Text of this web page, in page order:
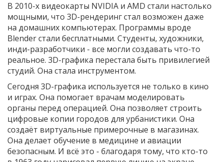
В 2010-х видеокарты NVIDIA и AMD стали настолько
мощными, что 3D-рендеринг стал возможен даже
на домашних компьютерах. Программы вроде
Blender стали бесплатными. Студенты, художники,
инди-разработчики - все могли создавать что-то
реальное. 3D-графика перестала быть привилегией
студий. Она стала инструментом.
Сегодня 3D-графика используется не только в кино
и играх. Она помогает врачам моделировать
органы перед операцией. Она позволяет строить
цифровые копии городов для урбанистики. Она
создаёт виртуальные примерочные в магазинах.
Она делает обучение в медицине и авиации
безопасным. И всё это - благодаря тому, что кто-то